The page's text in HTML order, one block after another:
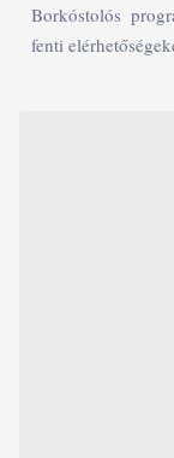
Borkóstolós
fenti